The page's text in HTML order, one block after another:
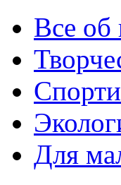
Все об
Для